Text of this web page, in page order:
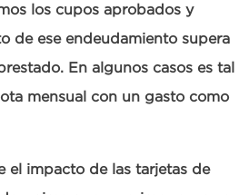
los cupos aprobados y
de ese endeudamiento supera
En algunos casos es tal
mensual con un gasto como
el impacto de las tarjetas de